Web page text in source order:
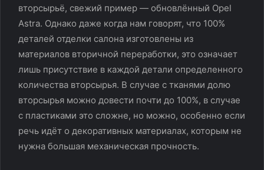
вторсырьё, свежий пример — обновлённый Opel
Astra. Однако даже когда нам говорят, что 100%
деталей отделки салона изготовлены из
материалов вторичной переработки, это означает
лишь присутствие в каждой детали определенного
количества вторсырья. В случае с тканями долю
вторсырья можно довести почти до 100%, в случае
с пластиками это сложне, но можно, особенно если
речь идёт о декоративных материалах, которым не
нужна большая механическая прочность.